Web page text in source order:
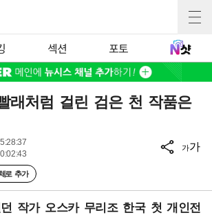
섹션 포토
래처럼 걸린 검은 천 작품은
로 추가
가가
작가 오스카 무리조 한국 첫 개인전